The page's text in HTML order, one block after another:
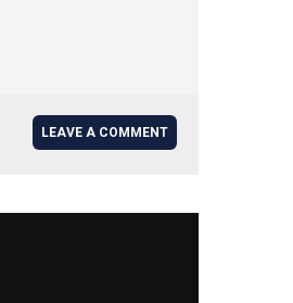
LEAVE A COMMENT